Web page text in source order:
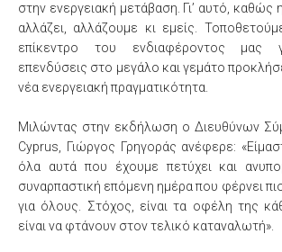
στην ενεργειακή μετάβαση. Γι’ αυτό, καθώς
αλλάζει, αλλάζουμε κι εμείς.
επίκεντρο του ενδιαφέροντος μας
επενδύσεις στο μεγάλο και γεμάτο
νέα ενεργειακή πραγματικότητα.
Μιλώντας στην εκδήλωση ο Διευθύνων
Cyprus, Γιώργος Γρηγοράς ανέφερε:
όλα αυτά που έχουμε πετύχει και
συναρπαστική επόμενη ημέρα που φέρνει
για όλους. Στόχος, είναι τα οφέλη της
είναι να φτάνουν στον τελικό καταναλωτή».